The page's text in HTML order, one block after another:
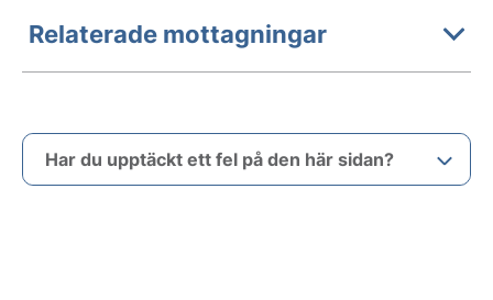
Relaterade mottagningar
Har du upptäckt ett fel på den här sidan?